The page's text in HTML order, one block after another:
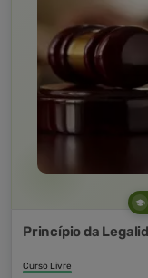
Princípio da
Curso Livre